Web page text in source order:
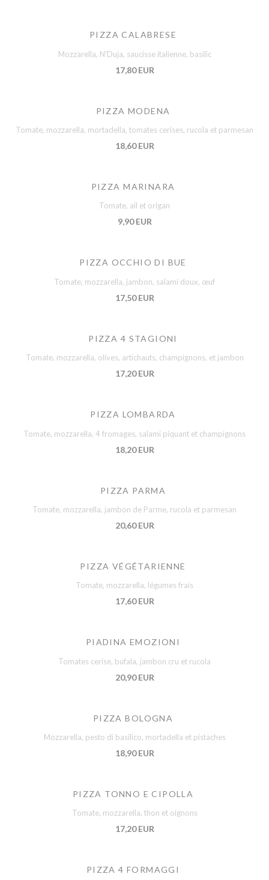
PIZZA CALABRESE
Mozzarella, N'Duja, saucisse italienne, basilic
17,80 EUR
PIZZA MODENA
Tomate, mozzarella, mortadella, tomates cerises, rucola et parmesan
18,60 EUR
PIZZA MARINARA
Tomate, ail et origan
9,90 EUR
PIZZA OCCHIO DI BUE
Tomate, mozzarella, jambon, salami doux, œuf
17,50 EUR
PIZZA 4 STAGIONI
Tomate, mozzarella, olives, artichauts, champignons, et jambon
17,20 EUR
PIZZA LOMBARDA
Tomate, mozzarella, 4 fromages, salami piquant et champignons
18,20 EUR
PIZZA PARMA
Tomate, mozzarella, jambon de Parme, rucola et parmesan
20,60 EUR
PIZZA VÉGÉTARIENNE
Tomate, mozzarella, légumes frais
17,60 EUR
PIADINA EMOZIONI
Tomates cerise, bufala, jambon cru et rucola
20,90 EUR
PIZZA BOLOGNA
Mozzarella, pesto di basilico, mortadella et pistaches
18,90 EUR
PIZZA TONNO E CIPOLLA
Tomate, mozzarella, thon et oignons
17,20 EUR
PIZZA 4 FORMAGGI